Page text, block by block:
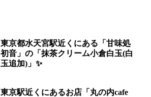
東京都水天宮駅近くにある「甘味処
初音」の「抹茶クリーム小倉白玉(白
玉追加)」✨
東京駅近くにあるお店「丸の内cafe